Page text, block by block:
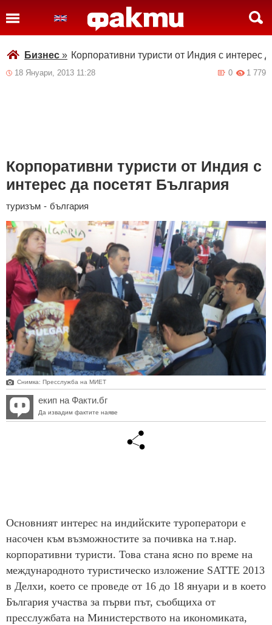
Бизнес » Корпоративни туристи от Индия с интерес
18 Януари, 2013 11:28 1 779
0
Корпоративни туристи от Индия с
интерес да посетят България
туризъм - българия
Снимка: Пресслужба на МИЕТ
екип на Факти.бг
Да извадим фактите наяве
Основният интерес на индийските туроператори е
насочен към възможностите за почивка на т.нар.
корпоративни туристи. Това стана ясно по време на
международното туристическо изложение SATTE 2013
в Делхи, което се проведе от 16 до 18 януари и в което
България участва за първи път, съобщиха от
пресслужбата на Министерството на икономиката,